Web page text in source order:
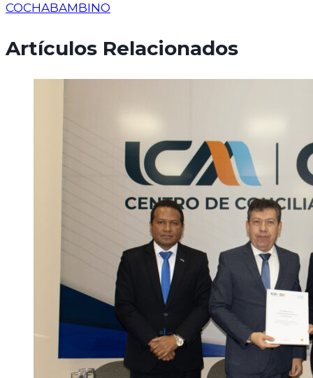
COCHABAMBINO
Artículos Relacionados